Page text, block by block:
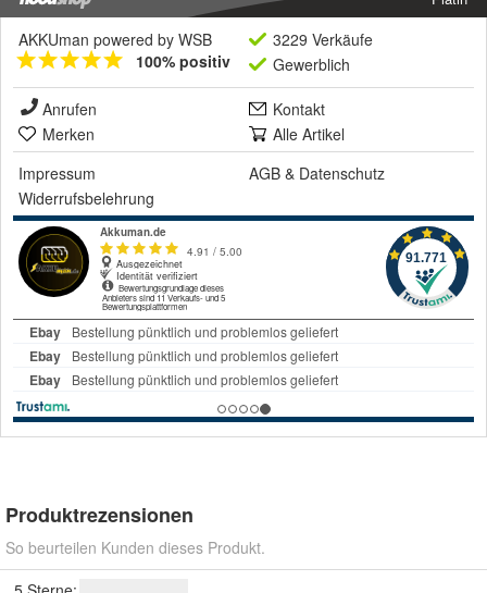
AKKUman powered by WSB
100% positiv
3229 Verkäufe
Gewerblich
Anrufen
Kontakt
Merken
Alle Artikel
Impressum
AGB & Datenschutz
Widerrufsbelehrung
Produktrezensionen
So beurteilen Kunden dieses Produkt.